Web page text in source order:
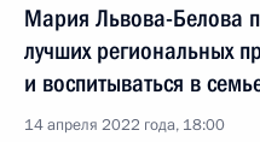
Мария Львова-Белова
лучших региональных
и воспитываться в
14 апреля 2022 года, 18:00